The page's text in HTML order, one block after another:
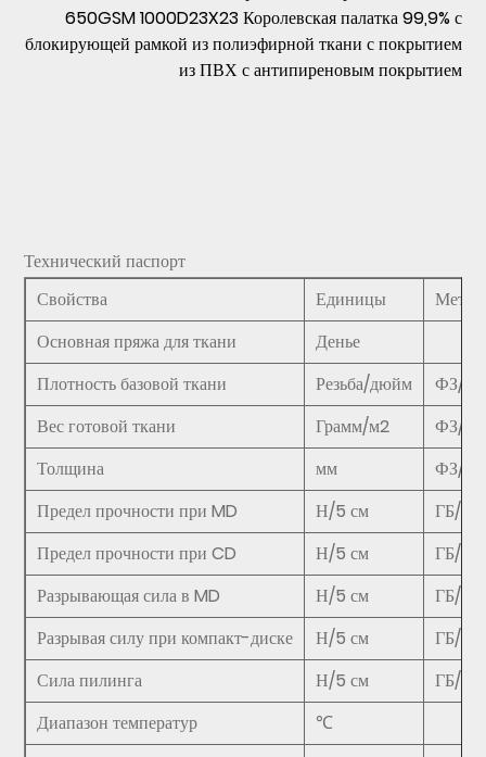
650GSM 1000D23X23 Королевская палатка 99,9% с
блокирующей рамкой из полиэфирной ткани с покрытием
из ПВХ с антипиреновым покрытием
Технический паспорт
Свойства
Единицы
Основная пряжа для ткани
Денье
Плотность базовой ткани
Резьба/дюйм
ФЗ/
Вес готовой ткани
Грамм/м2
ФЗ/
Толщина
мм
ФЗ/
Предел прочности при MD
Н/5 см
ГБ/
Предел прочности при CD
Н/5 см
ГБ/
Разрывающая сила в MD
Н/5 см
ГБ/
Разрывая силу при компакт-диске
Н/5 см
ГБ/
Сила пилинга
Н/5 см
ГБ/
Диапазон температур
℃